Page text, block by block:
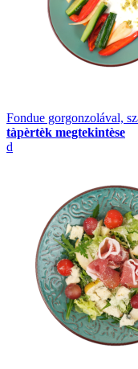
Fondue gorgonzolával,
tàpèrtèk megtekintèse
d